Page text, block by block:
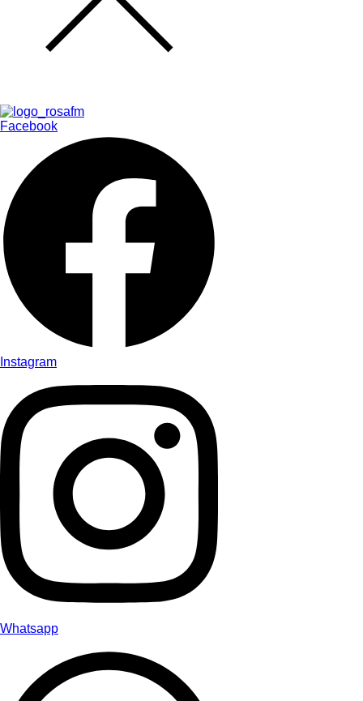
Facebook
Instagram
Whatsapp